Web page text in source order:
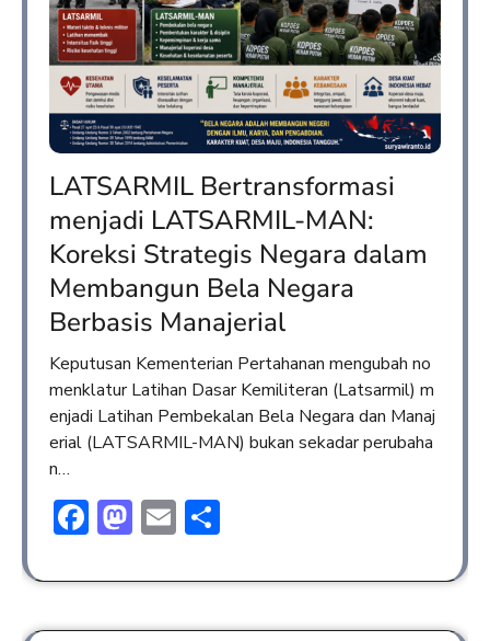
LATSARMIL Bertransformasi
menjadi LATSARMIL-MAN:
Koreksi Strategis Negara dalam
Membangun Bela Negara
Berbasis Manajerial
Keputusan Kementerian Pertahanan mengubah no
menklatur Latihan Dasar Kemiliteran (Latsarmil) m
enjadi Latihan Pembekalan Bela Negara dan Manaj
erial (LATSARMIL-MAN) bukan sekadar perubaha
n…
Facebook
Mastodon
Email